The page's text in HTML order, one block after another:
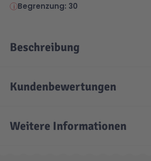
Begrenzung: 30
Beschreibung
Kundenbewertungen
Weitere Informationen